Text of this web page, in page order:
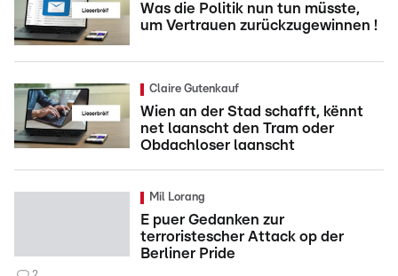
Was die Politik nun tun müsste,
um Vertrauen zurückzugewinnen !
Claire Gutenkauf
Wien an der Stad schafft, kënnt
net laanscht den Tram oder
Obdachloser laanscht
Mil Lorang
E puer Gedanken zur
terroristescher Attack op der
Berliner Pride